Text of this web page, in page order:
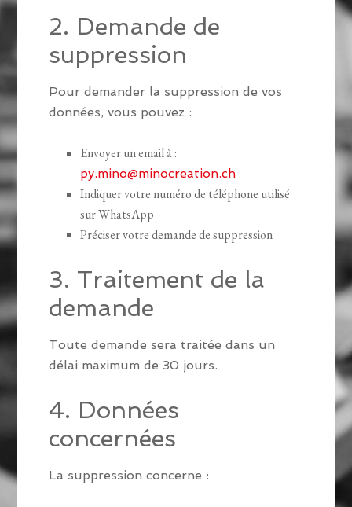
2. Demande de
suppression
Pour demander la suppression de vos
données, vous pouvez :
Envoyer un email à :
py.mino@minocreation.ch
Indiquer votre numéro de téléphone utilisé
sur WhatsApp
Préciser votre demande de suppression
3. Traitement de la
demande
Toute demande sera traitée dans un
délai maximum de 30 jours.
4. Données
concernées
La suppression concerne :